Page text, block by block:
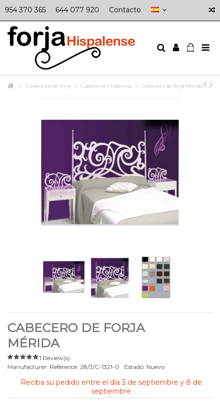
954 370 365 644 077 920 Contacto
Cabeceros de forja Cabeceros modernos Cabecero de forja Mérida
CABECERO DE FORJA
MÉRIDA
1 Review(s)
Manufacturer: Reference: 28/3/C-1321-0 Estado: Nuevo
Reciba su pedido entre el día 3 de septiembre y 8 de
septiembre